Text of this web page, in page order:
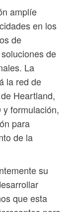
amplíe
en los
de
de
La
la red de
Heartland,
formulación,
para
de la
su
que esta